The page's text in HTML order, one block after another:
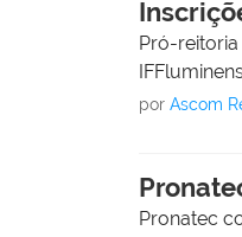
Pró-
porAscom
Pronatec